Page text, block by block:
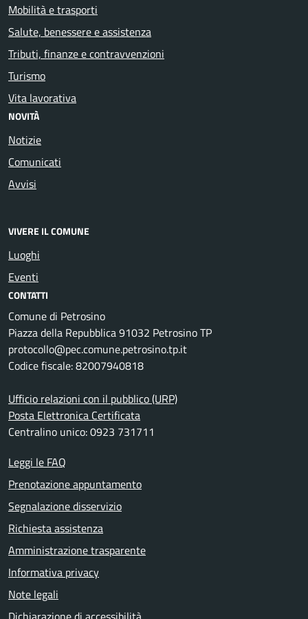
Mobilità e trasporti
Salute, benessere e assistenza
Tributi, finanze e contravvenzioni
Turismo
Vita lavorativa
NOVITÀ
Notizie
Comunicati
Avvisi
VIVERE IL COMUNE
Luoghi
Eventi
CONTATTI
Comune di Petrosino
Piazza della Repubblica 91032 Petrosino TP
protocollo@pec.comune.petrosino.tp.it
Codice fiscale: 82007940818
Ufficio relazioni con il pubblico (URP)
Posta Elettronica Certificata
Centralino unico: 0923 731711
Leggi le FAQ
Prenotazione appuntamento
Segnalazione disservizio
Richiesta assistenza
Amministrazione trasparente
Informativa privacy
Note legali